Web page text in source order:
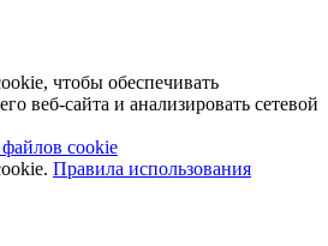
чтобы обеспечивать
веб-сайта и анализировать сетевой
cookie
Правила использования